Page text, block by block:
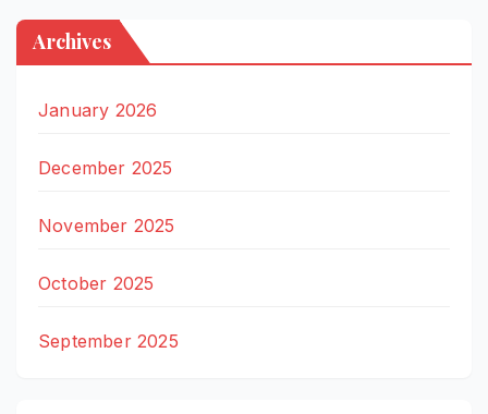
Archives
January 2026
December 2025
November 2025
October 2025
September 2025